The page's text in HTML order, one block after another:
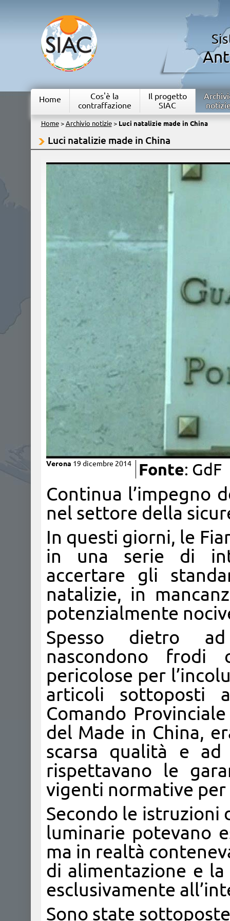
Home
Cos'è la
contraffazione
Il progetto
SIAC
Home> Archivio notizie> Luci natalizie made in China
Luci natalizie made in China
Verona 19 dicembre 2014 Fonte: GdF
​Continua l’impegno
nel settore della
In questi giorni, le
in una serie di
accertare gli
natalizie, in
potenzialmente
Spesso dietro
nascondono frodi
pericolose per
articoli sottoposti
Comando
del Made in China,
scarsa qualità e
rispettavano le
vigenti normative
Secondo le istruzioni
luminarie potevano
ma in realtà
di alimentazione e
esclusivamente
Sono state